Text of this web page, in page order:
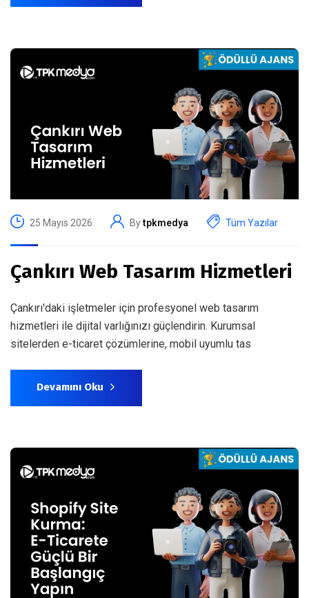
25 Mayıs 2026 Bytpkmedya Tüm Yazılar
Çankırı Web Tasarım Hizmetleri
Çankırı'daki işletmeler için profesyonel web tasarım
hizmetleri ile dijital varlığınızı güçlendirin. Kurumsal
sitelerden e-ticaret çözümlerine, mobil uyumlu tas
Devamını Oku